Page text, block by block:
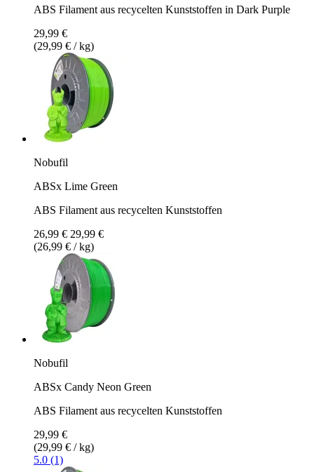
ABS Filament aus recycelten Kunststoffen in Dark Purple
29,99 €
(29,99 € / kg)
Nobufil
ABSx Lime Green
ABS Filament aus recycelten Kunststoffen
26,99 € 29,99 €
(26,99 € / kg)
Nobufil
ABSx Candy Neon Green
ABS Filament aus recycelten Kunststoffen
29,99 €
(29,99 € / kg)
5.0 (1)